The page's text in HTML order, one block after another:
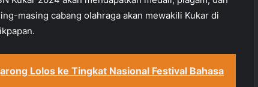
masing cabang olahraga akan mewakili Kukar di
Lolos ke Tingkat Nasional Festival Bahasa